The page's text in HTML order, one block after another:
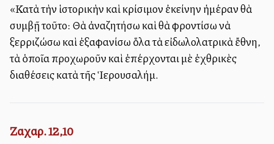
«Κατὰ τὴν ἱστορικὴν καὶ κρίσιμον ἐκείνην ἡμέραν θὰ
συμβῇ τοῦτο: Θὰ ἀναζητήσω καὶ θὰ φροντίσω νὰ
ξερριζώσω καὶ ἐξαφανίσω ὅλα τὰ εἰδωλολατρικὰ ἔθνη,
τὰ ὁποῖα προχωροῦν καὶ ἐπέρχονται μὲ ἐχθρικὲς
διαθέσεις κατὰ τῆς Ἱερουσαλήμ.
Ζαχαρ. 12,10